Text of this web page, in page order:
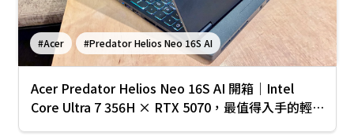
#Acer #Predator Helios Neo 16S AI
Acer Predator Helios Neo 16S AI 開箱｜Intel
Core Ultra 7 356H × RTX 5070，最值得入手的輕